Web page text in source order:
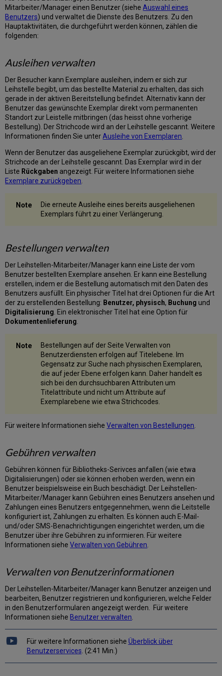
Anzeigeoptionen
für
Gebühren
Exportieren
Hinzufügen
von
Gebühren
Bezahlung
von
Gebühren
Bezahlen
spezifischer
Gesammelte
Bezahlung
von
Gebühren
von
Gebühren
Gebühren
Erlassen
von
Gebühren
Bestreiten
von
Gebühren
Gebühren
mit
Exemplaren
Manuelle
Erfassung
von
Online-
Benutzerbenachrichtigungen
senden
Bekannte
Probleme
Mitarbeiter/Manager einen Benutzer (sieheAuswahl eines
Benutzers) und verwaltet die Dienste des Benutzers. Zu den
Hauptaktivitäten, die durchgeführt werden können, zählen die
folgenden:
Ausleihen verwalten
Der Besucher kann Exemplare ausleihen, indem er sich zur
Leihstelle begibt, um das bestellte Material zu erhalten, das sich
gerade in der aktiven Bereitstellung befindet. Alternativ kann der
Benutzer das gewünschte Exemplar direkt vom permanenten
Standort zur Leistelle mitbringen (das heisst ohne vorherige
Bestellung). Der Strichcode wird an der Leihstelle gescannt. Weitere
Informationen finden Sie unterAusleihe von Exemplaren.
Wenn der Benutzer das ausgeliehene Exemplar zurückgibt, wird der
Strichcode an der Leihstelle gescannt. Das Exemplar wird in der
Liste Rückgaben angezeigt. Für weitere Informationen siehe
Exemplare zurückgeben.
Die erneute Ausleihe eines bereits ausgeliehenen
Exemplars führt zu einer Verlängerung.
Bestellungen verwalten
Der Leihstellen-Mitarbeiter/Manager kann eine Liste der vom
Benutzer bestellten Exemplare ansehen. Er kann eine Bestellung
erstellen, indem er die Bestellung automatisch mit den Daten des
Benutzers ausfüllt. Ein physischer Titel hat drei Optionen für die Art
der zu erstellenden Bestellung: Benutzer, physisch, Buchung und
Digitalisierung. Ein elektronischer Titel hat eine Option für
Dokumentenlieferung.
Bestellungen auf der Seite Verwalten von
Benutzerdiensten erfolgen auf Titelebene. Im
Gegensatz zur Suche nach physischen Exemplaren,
die auf jeder Ebene erfolgen kann. Daher handelt es
sich bei den durchsuchbaren Attributen um
Titelattribute und nicht um Attribute auf
Exemplarebene wie etwa Strichcodes.
Für weitere Informationen sieheVerwalten von Bestellungen
Gebühren verwalten
Gebühren können für Bibliotheks-Serivces anfallen (wie etwa
Digitalisierungen) oder sie können erhoben werden, wenn ein
Benutzer beispielsweise ein Buch beschädigt. Der Leihstellen-
Mitarbeiter/Manager kann Gebühren eines Benutzers ansehen und
Zahlungen eines Benutzers entgegennehmen, wenn die Leitstelle
konfiguriert ist, Zahlungen zu erhalten. Es können auch E-Mail-
und/oder SMS-Benachrichtigungen eingerichtet werden, um die
Benutzer über ihre Gebühren zu informieren. Für weitere
Informationen sieheVerwalten von Gebühren
Verwalten von Benutzerinformationen
Der Leihstellen-Mitarbeiter/Manager kann Benutzer anzeigen und
bearbeiten, Benutzer registrieren und konfigurieren, welche Felder
in den Benutzerformularen angezeigt werden. Für weitere
Informationen siehe Benutzer verwalten
Für weitere Informationen siehe Überblick über
Benutzerservices . (2:41 Min.)